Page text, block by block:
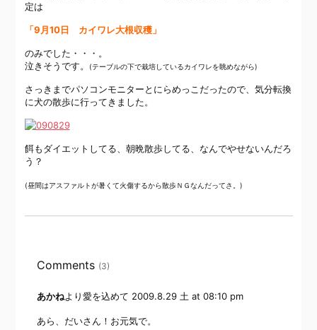
定は
「9月10日 カイワレ大根収穫」
のみでした・・・。
泣きそうです。
(テーブルの下で栽培しているカイワレを眺めながら)
さっきまでパソコンモニターとにらめっこだったので、気分転換
に犬の散歩に行ってきました。
餌もダイエットしてる、朝晩散歩してる、なんでやせないんだろ
う？
(昼間はアスファルトが暑くて火傷するから散歩ＮＧなんだってさ。)
Comments (3)
あかねより愛を込めて 2009.8.29 土 at 08:10 pm
あら、だいさん！お元気で。